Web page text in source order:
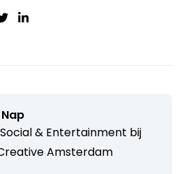
& Entertainment bij
Amsterdam